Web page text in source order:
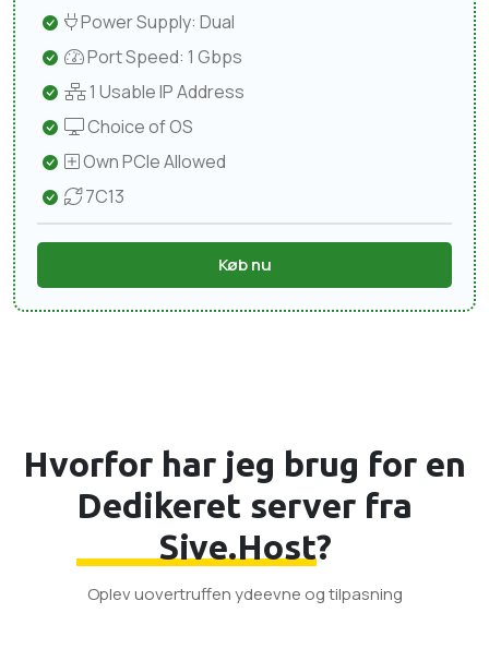
Power Supply: Dual
Port Speed: 1 Gbps
1 Usable IP Address
Choice of OS
Own PCIe Allowed
7C13
Køb nu
Hvorfor har jeg brug for en
Dedikeret server fra
Sive.Host?
Oplev uovertruffen ydeevne og tilpasning